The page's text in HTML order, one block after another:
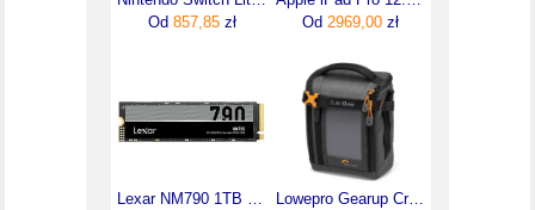
Od 857,85zł
Od 2969,00 zł
Lowepro Gearup Creator box M II Green Line (w magazynie!)